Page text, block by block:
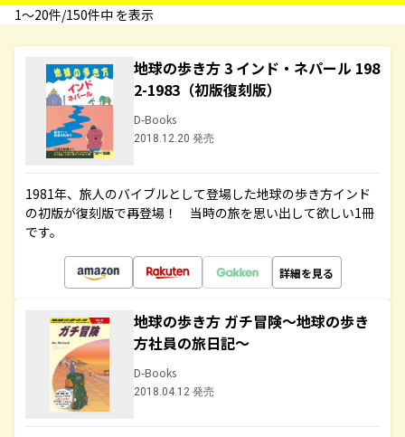
1〜20件/150件中 を表示
地球の歩き方 3 インド・ネパール 198
2-1983（初版復刻版）
D-Books
2018.12.20 発売
1981年、旅人のバイブルとして登場した地球の歩き方インド
の初版が復刻版で再登場！ 当時の旅を思い出して欲しい1冊
です。
詳細を見る
地球の歩き方 ガチ冒険～地球の歩き
方社員の旅日記～
D-Books
2018.04.12 発売